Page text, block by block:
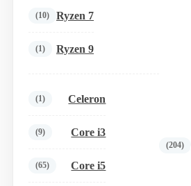
(204)
Ryzen 7
(10)
Ryzen 9
(1)
Celeron
(1)
Core i3
(9)
Core i5
(65)